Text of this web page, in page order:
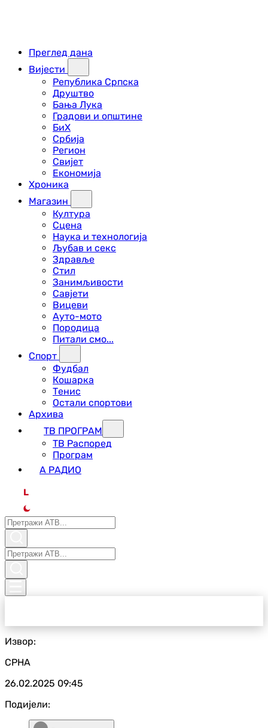
Преглед дана
Вијести
Република Српска
Друштво
Бања Лука
Градови и општине
БиХ
Србија
Регион
Свијет
Економија
Хроника
Магазин
Култура
Сцена
Наука и технологија
Љубав и секс
Здравље
Стил
Занимљивости
Савјети
Вицеви
Ауто-мото
Породица
Питали смо...
Спорт
Фудбал
Кошарка
Тенис
Остали спортови
Архива
ТВ ПРОГРАМ
ТВ Распоред
Програм
А РАДИО
L
Извор:
СРНА
26.02.2025 09:45
Подијели: